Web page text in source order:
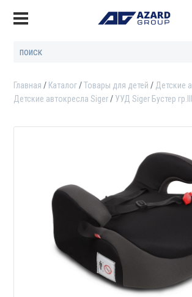
Главная Каталог Товары для детей
Детские
Детские автокресла Siger
УУД Siger Бустер